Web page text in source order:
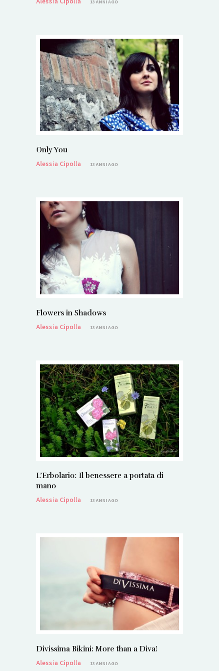
13 ANNI AGO
Only You
Alessia Cipolla
13 ANNI AGO
Flowers in Shadows
Alessia Cipolla
13 ANNI AGO
L’Erbolario: Il benessere a portata di
mano
Alessia Cipolla
13 ANNI AGO
Divissima Bikini: More than a Diva!
Alessia Cipolla
13 ANNI AGO